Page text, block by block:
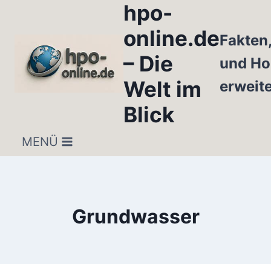
hpo-
online.de
– Die
Welt im
Blick
und
MENÜ
Grundwasser